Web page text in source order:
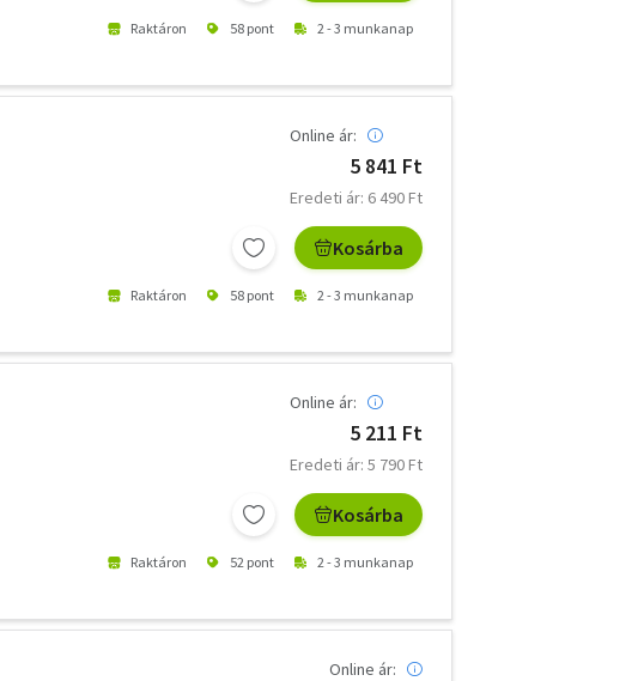
Raktáron 58 pont 2 - 3 munkanap
Online ár:
5 841 Ft
Eredeti ár: 6 490 Ft
Kosárba
Raktáron 58 pont 2 - 3 munkanap
Online ár:
5 211 Ft
Eredeti ár: 5 790 Ft
Kosárba
Raktáron 52 pont 2 - 3 munkanap
Online ár: